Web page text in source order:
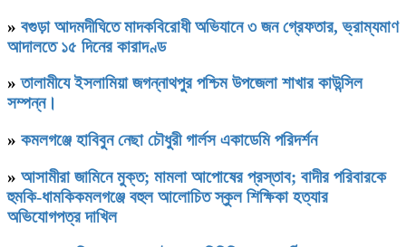
» বগুড়া আদমদীঘিতে মাদকবিরোধী অভিযানে ৩ জন গ্রেফতার, ভ্রাম্যমাণ
আদালতে ১৫ দিনের কারাদণ্ড
»‎তালামীযে ইসলামিয়া জগন্নাথপুর পশ্চিম উপজেলা শাখার কাউন্সিল
সম্পন্ন।
» কমলগঞ্জে হাবিবুন নেছা চৌধুরী গার্লস একাডেমি পরিদর্শন
» আসামীরা জামিনে মুক্ত; মামলা আপোষের প্রস্তাব; বাদীর পরিবারকে
হুমকি-ধামকিকমলগঞ্জে বহুল আলোচিত স্কুল শিক্ষিকা হত্যার
অভিযোগপত্র দাখিল